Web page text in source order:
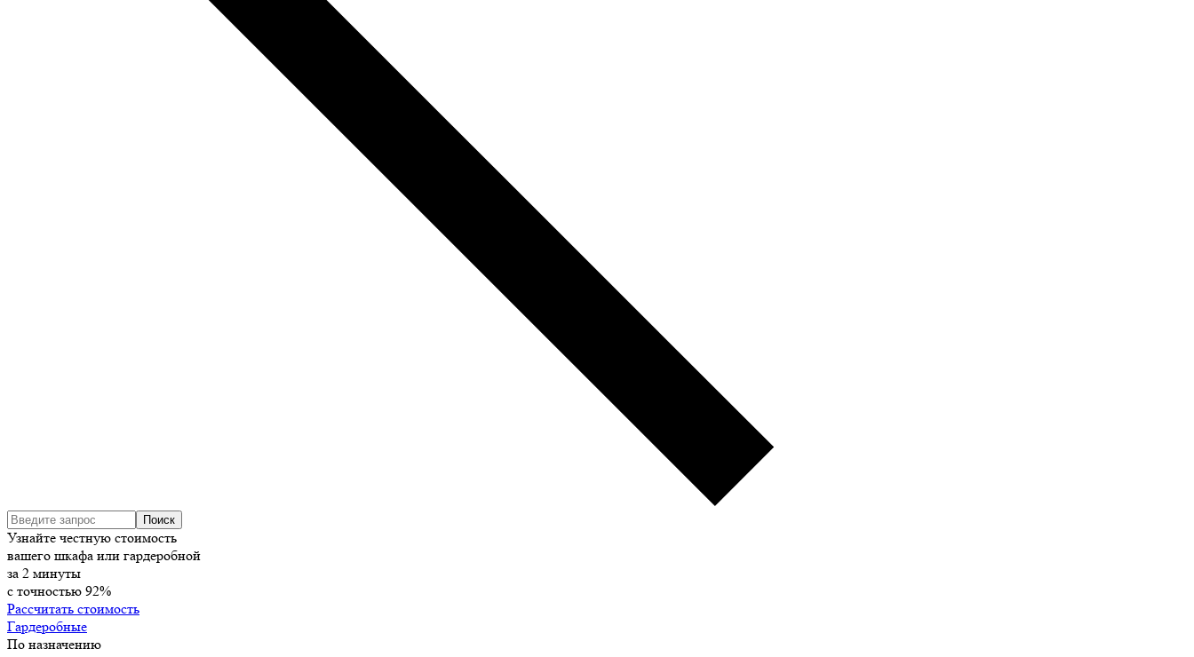
Узнайте честную стоимость
вашего шкафа или гардеробной
за 2 минуты
с точностью 92%
Рассчитать стоимость
Гардеробные
По назначению